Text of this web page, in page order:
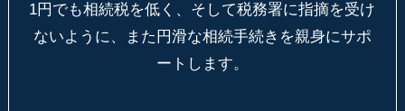
1円でも相続税を低く、そして税務署に指摘を受け
ないように、
また円滑な相続手続きを親身にサポ
ートします。